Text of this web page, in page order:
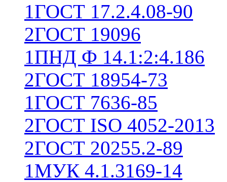
1ГОСТ 17.2.4.08-90
2ГОСТ 19096
1ПНД Ф 14.1:2:4.186
2ГОСТ 18954-73
1ГОСТ 7636-85
2ГОСТ ISO 4052-2013
2ГОСТ 20255.2-89
1МУК 4.1.3169-14